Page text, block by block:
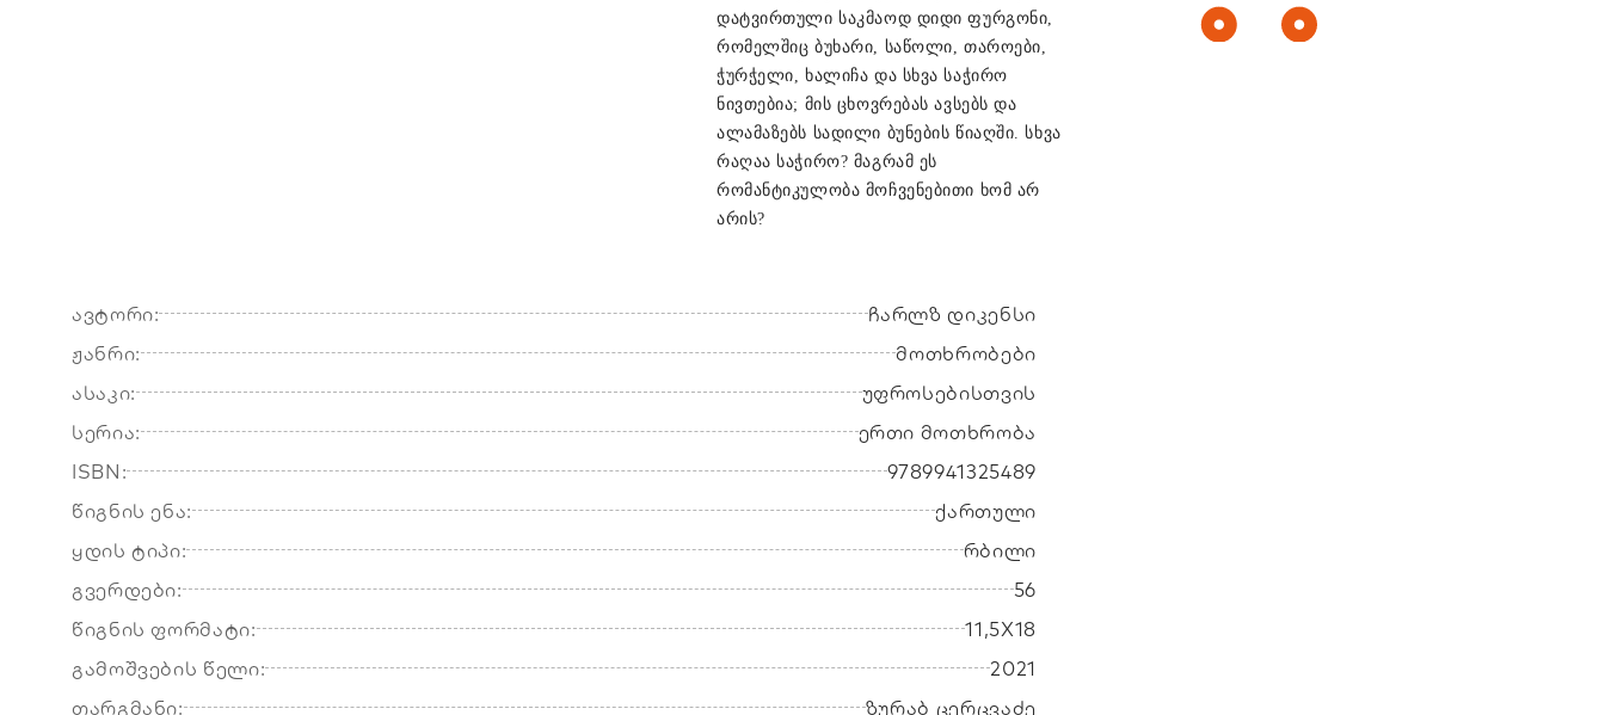
დატვირთული საკმაოდ დიდი ფურგონი,
რომელშიც ბუხარი, საწოლი, თაროები,
ჭურჭელი, ხალიჩა და სხვა საჭირო
ნივთებია; მის ცხოვრებას ავსებს და
ალამაზებს სადილი ბუნების წიაღში. სხვა
რაღაა საჭირო? მაგრამ ეს
რომანტიკულობა მოჩვენებითი ხომ არ
არის?
ავტორი:
ჩარლზ დიკენსი
ჟანრი:
მოთხრობები
ასაკი:
უფროსებისთვის
სერია:
ერთი მოთხრობა
ISBN:
9789941325489
წიგნის ენა:
ქართული
ყდის ტიპი:
რბილი
გვერდები:
56
წიგნის ფორმატი:
11,5X18
გამოშვების წელი:
2021
თარგმანი:
ზურაბ ცერცვაძე